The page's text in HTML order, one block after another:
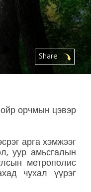
Share
орчмын цэвэр
арга хэмжээг
уур амьсгалын
метрополис
чухал үүрэг